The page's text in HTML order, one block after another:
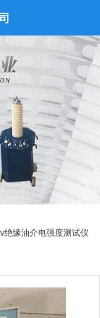
绝缘油介电强度测试仪